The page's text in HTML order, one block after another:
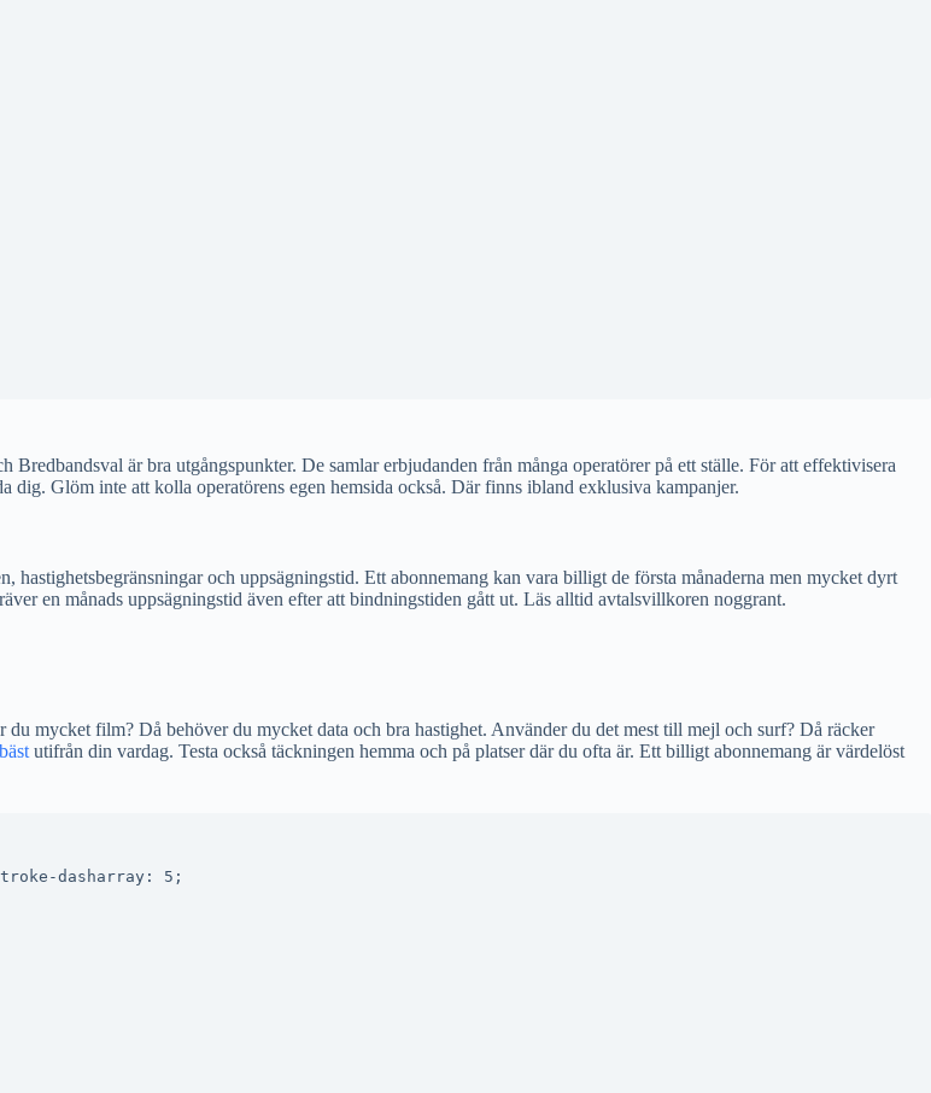
är bra utgångspunkter. De samlar erbjudanden från många operatörer på ett ställe. För att effektivisera
Glöm inte att kolla operatörens egen hemsida också. Där finns ibland exklusiva kampanjer.
och uppsägningstid. Ett abonnemang kan vara billigt de första månaderna men mycket dyrt
en månads uppsägningstid även efter att bindningstiden gått ut. Läs alltid avtalsvillkoren noggrant.
mycket film? Då behöver du mycket data och bra hastighet. Använder du det mest till mejl och surf? Då räcker
utifrån din vardag. Testa också täckningen hemma och på platser där du ofta är. Ett billigt abonnemang är värdelöst
dasharray: 5;